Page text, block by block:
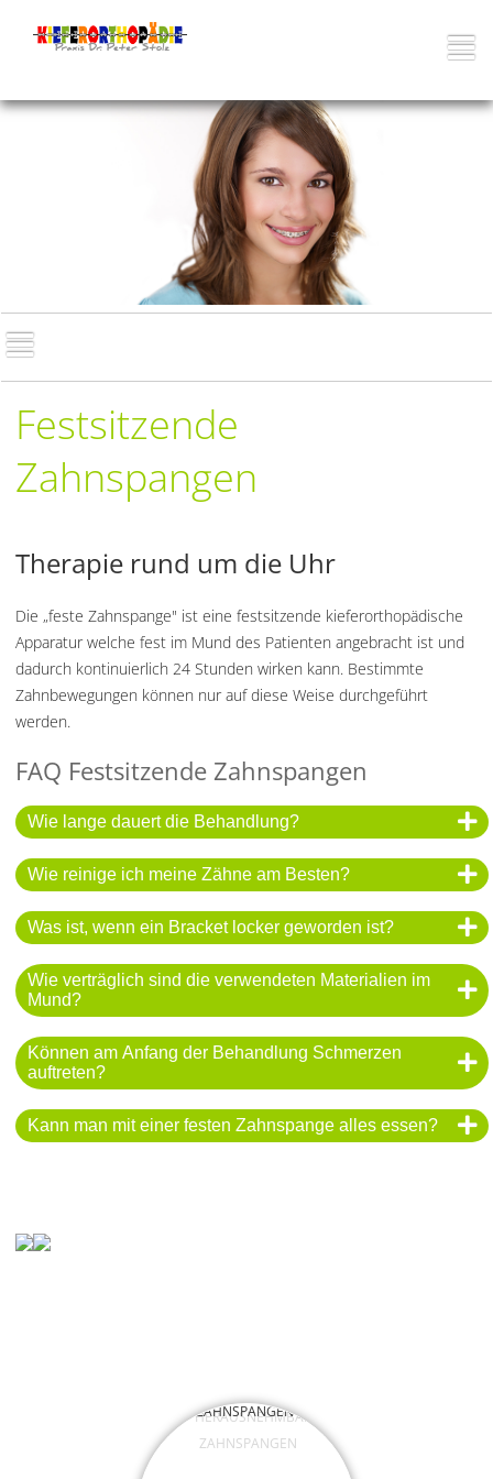
Festsitzende
Zahnspangen
Therapie rund um die Uhr
Die „feste Zahnspange" ist eine festsitzende kieferorthopädische
Apparatur welche fest im Mund des Patienten angebracht ist und
dadurch kontinuierlich 24 Stunden wirken kann. Bestimmte
Zahnbewegungen können nur auf diese Weise durchgeführt
werden.
FAQ Festsitzende Zahnspangen
Wie lange dauert die Behandlung?
Wie reinige ich meine Zähne am Besten?
Was ist, wenn ein Bracket locker geworden ist?
Wie verträglich sind die verwendeten Materialien im
Mund?
Können am Anfang der Behandlung Schmerzen
auftreten?
Kann man mit einer festen Zahnspange alles essen?
ZAHNSPANGEN